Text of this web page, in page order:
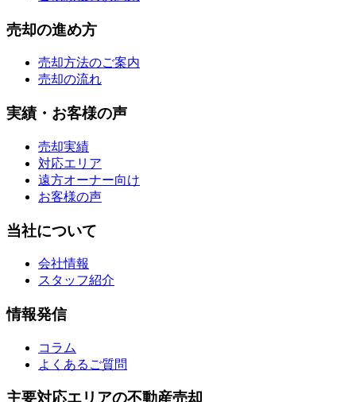
売却の進め方
売却方法のご案内
売却の流れ
実績・お客様の声
売却実績
対応エリア
遠方オーナー向け
お客様の声
当社について
会社情報
スタッフ紹介
情報発信
コラム
よくあるご質問
主要対応エリアの不動産売却